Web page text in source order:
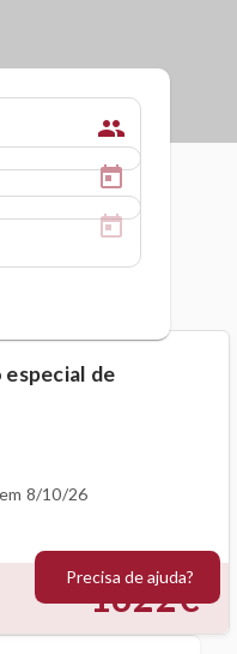
people
de
8/10/26
1622€
Precisa de ajuda?